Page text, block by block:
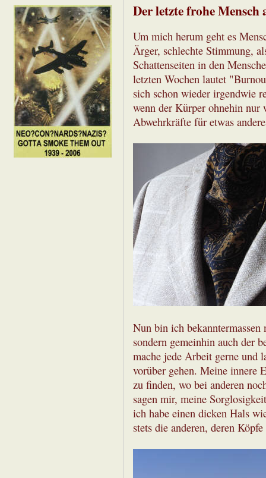
Der letzte frohe Mensch
Um mich herum geht es
Ärger, schlechte Stimmung,
Schattenseiten in den
letzten Wochen lautet
sich schon wieder irgendwie
wenn der Kürper ohnehin
Abwehrkräfte für etwas
Nun bin ich
sondern gemeinhin auch der
mache jede Arbeit gerne und
vorüber gehen. Meine innere
zu finden, wo bei anderen
sagen mir, meine
ich habe einen dicken Hals
stets die anderen, deren